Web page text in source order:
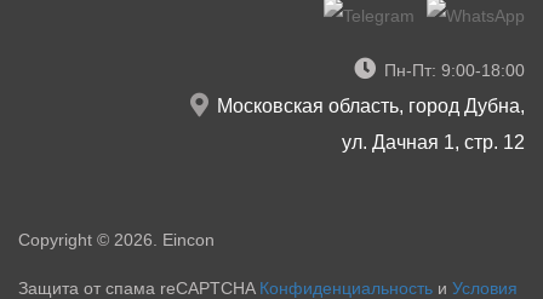
Пн-Пт: 9:00-18:00
Московская область, город Дубна,
ул. Дачная 1, стр. 12
Copyright © 2026. Eincon
Защита от спама reCAPTCHA Конфиденциальность и Условия